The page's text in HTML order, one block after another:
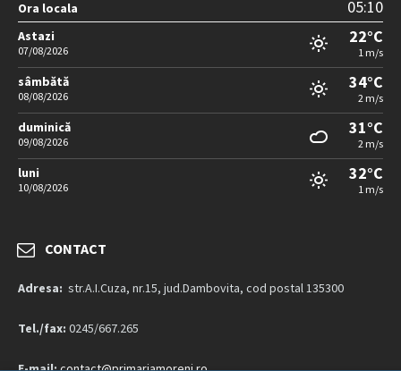
Ora locala 05:10
Astazi
07/08/2026
22°C
1 m/s
sâmbătă
08/08/2026
34°C
2 m/s
duminică
09/08/2026
31°C
2 m/s
luni
10/08/2026
32°C
1 m/s
CONTACT
Adresa: str.A.I.Cuza, nr.15, jud.Dambovita, cod postal 135300
Tel./fax: 0245/667.265